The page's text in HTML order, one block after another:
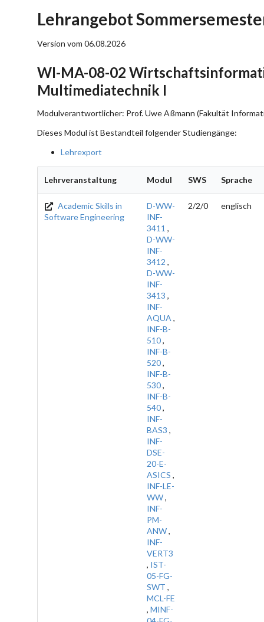
Lehrangebot
Version vom 06.08.2026
WI-MA-08-02
Multimediatechnik I
Modulverantwortlicher: Prof. Uwe Aßmann (Fakultät
Dieses Modul ist Bestandteil folgender Studiengänge:
Lehrexport
Lehrveranstaltung Modul SWS Sprache
Academic Skills in
Software Engineering
D-WW-
INF-
3411 ,
D-WW-
INF-
3412 ,
D-WW-
INF-
3413 ,
INF-
AQUA ,
INF-B-
510,
INF-B-
520,
INF-B-
530,
INF-B-
540,
INF-
BAS3 ,
INF-
DSE-
20-E-
ASICS ,
INF-LE-
WW,
INF-
PM-
ANW,
INF-
VERT3
, IST-
05-FG-
SWT ,
MCL-FE
, MINF-
2/2/0 englisch